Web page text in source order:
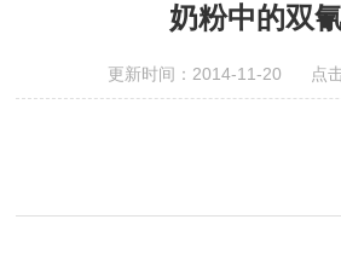
奶粉中的双
更新时间：2014-11-20 点